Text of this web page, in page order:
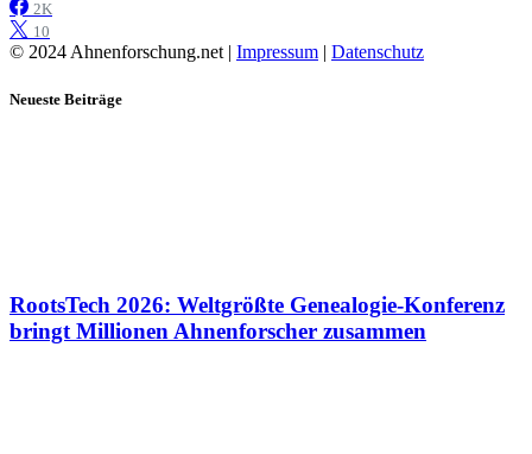
2K
10
© 2024 Ahnenforschung.net | Impressum | Datenschutz
Neueste Beiträge
RootsTech 2026: Weltgrößte Genealogie-Konferenz
bringt Millionen Ahnenforscher zusammen